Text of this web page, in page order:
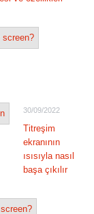
30/09/2022
Titreşim
ekranının
ısısıyla nasıl
başa çıkılır